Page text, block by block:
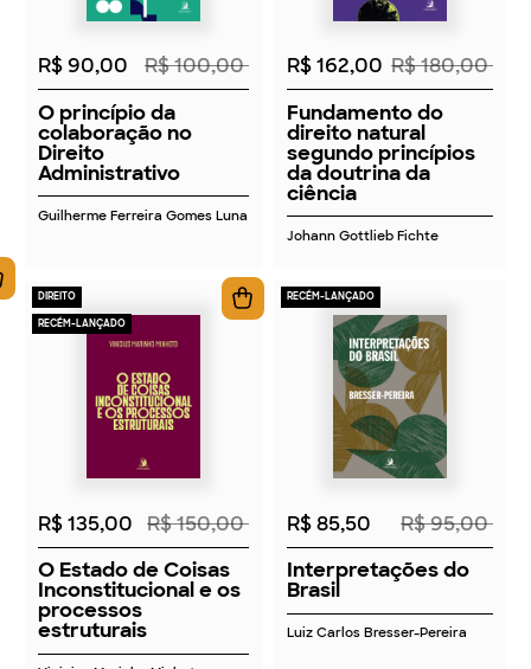
R$ 90,00
R$ 100,00
O princípio da
colaboração no
Direito
Administrativo
Guilherme Ferreira Gomes Luna
R$ 162,00 R$ 180,00
Fundamento do
direito natural
segundo princípios
da doutrina da
ciência
Johann Gottlieb Fichte
DIREITO
RECÉM-LANÇADO
2026
R$ 135,00 R$ 150,00
O Estado de Coisas
Inconstitucional e os
processos
estruturais
RECÉM-LANÇADO
2026
R$ 85,50
R$ 95,00
Interpretações do
Brasil
Luiz Carlos Bresser-Pereira